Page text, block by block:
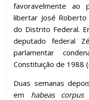
favoravelmente ao
libertar José
do Distrito Federal.
deputado federal
parlamentar
Constituição de 1988
Duas semanas
em habeas corpus